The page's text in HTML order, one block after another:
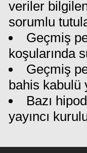
veriler
sorumlu
Geçmiş
koşularında
Geçmiş
bahis kabulü
Bazı
yayıncı